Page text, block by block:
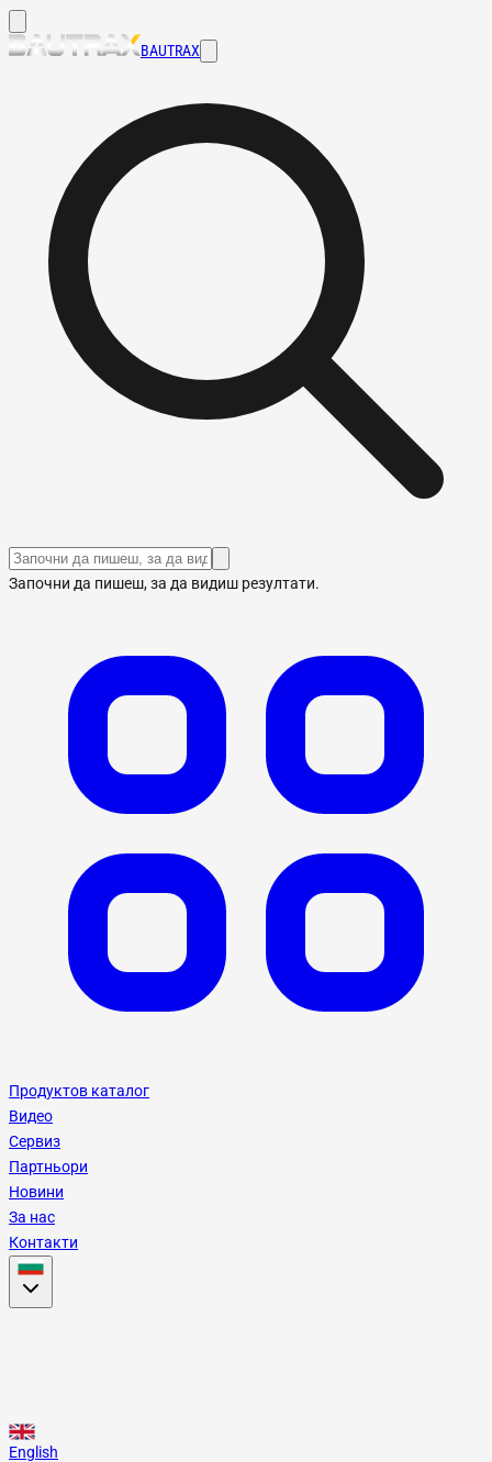
BAUTRAX
Започни да пишеш, за да видиш резултати.
Продуктов каталог
Видео
Сервиз
Партньори
Новини
За нас
Контакти
English